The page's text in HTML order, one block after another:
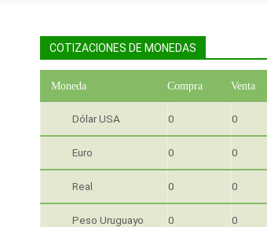
COTIZACIONES DE MONEDAS
Moneda Compra Venta
Dólar USA 0 0
Euro 0 0
Real 0 0
Peso Uruguayo 0 0